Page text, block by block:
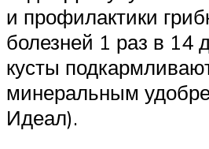
и профилактики
болезней 1 раз в 14
кусты
минеральным
Идеал).